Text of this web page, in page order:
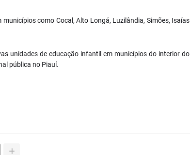
como Cocal, Alto Longá, Luzilândia, Simões, Isaías
unidades de educação infantil em municípios do interior do
pública no Piauí.